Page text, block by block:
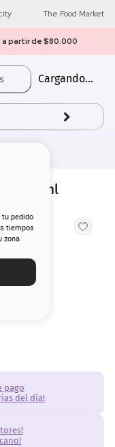
The Food Market
a partir de $80.000
Cargando...
pedido
tiempos
zona
x 100 ml
pago
del día!